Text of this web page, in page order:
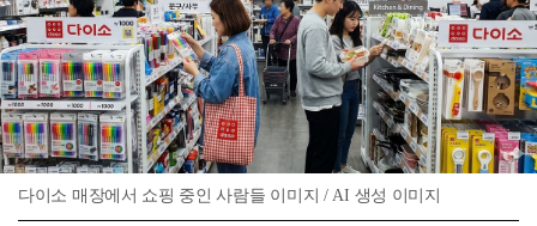
다이소 매장에서 쇼핑 중인 사람들 이미지 / AI 생성 이미지